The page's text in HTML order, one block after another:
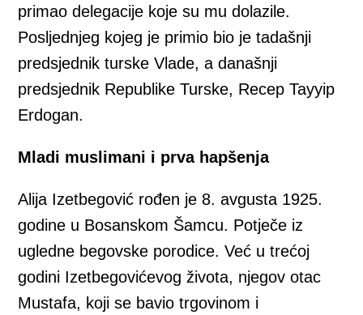
primao delegacije koje su mu dolazile.
Posljednjeg kojeg je primio bio je tadašnji
predsjednik turske Vlade, a današnji
predsjednik Republike Turske, Recep Tayyip
Erdogan.
Mladi muslimani i prva hapšenja
Alija Izetbegović rođen je 8. avgusta 1925.
godine u Bosanskom Šamcu. Potječe iz
ugledne begovske porodice. Već u trećoj
godini Izetbegovićevog života, njegov otac
Mustafa, koji se bavio trgovinom i